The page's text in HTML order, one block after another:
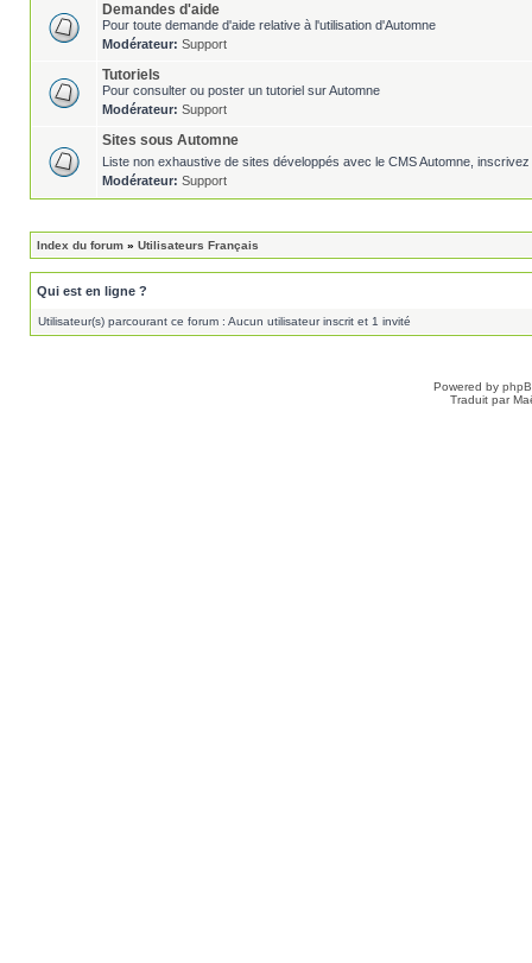
Demandes d'aide
Pour toute demande d'aide relative à l'utilisation d'Automne
Modérateur: Support
Tutoriels
Pour consulter ou poster un tutoriel sur Automne
Modérateur: Support
Sites sous Automne
Liste non exhaustive de sites développés avec le CMS Automne,
Modérateur: Support
Index du forum » Utilisateurs Français
Qui est en ligne ?
Utilisateur(s) parcourant ce forum : Aucun utilisateur inscrit et 1 invité
Powered by
Traduit par